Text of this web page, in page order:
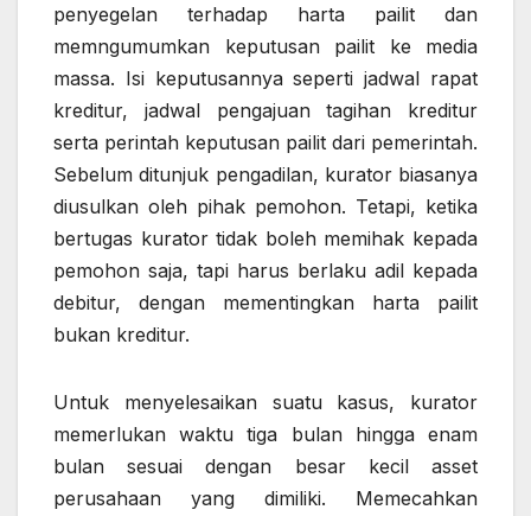
penyegelan terhadap harta pailit dan
memngumumkan keputusan pailit ke media
massa. Isi keputusannya seperti jadwal rapat
kreditur, jadwal pengajuan tagihan kreditur
serta perintah keputusan pailit dari pemerintah.
Sebelum ditunjuk pengadilan, kurator biasanya
diusulkan oleh pihak pemohon. Tetapi, ketika
bertugas kurator tidak boleh memihak kepada
pemohon saja, tapi harus berlaku adil kepada
debitur, dengan mementingkan harta pailit
bukan kreditur.
Untuk menyelesaikan suatu kasus, kurator
memerlukan waktu tiga bulan hingga enam
bulan sesuai dengan besar kecil asset
perusahaan yang dimiliki. Memecahkan